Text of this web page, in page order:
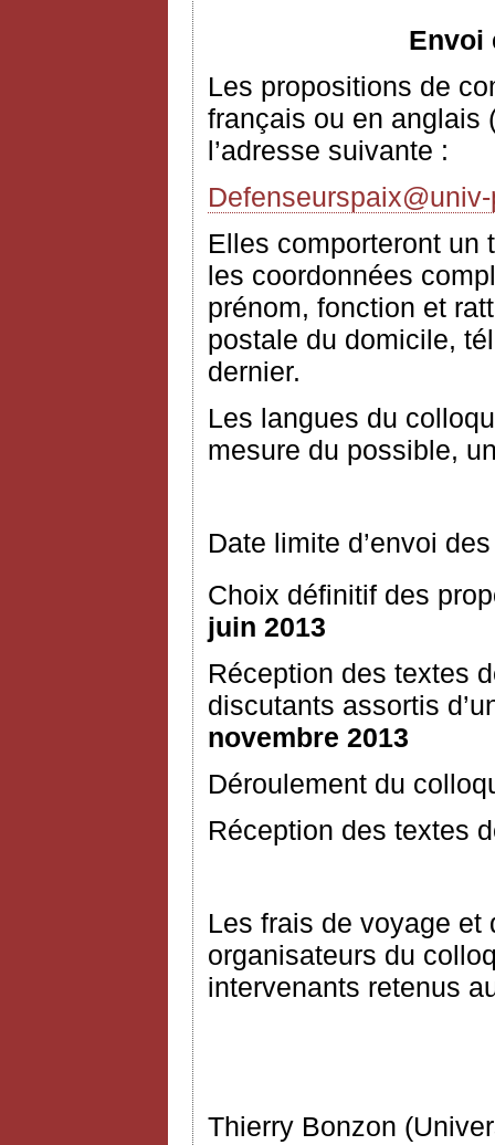
Envoi
Les propositions de
français ou en anglais
l’adresse suivante :
Elles comporteront un
les coordonnées
prénom, fonction et
postale du domicile,
dernier.
Les langues du
mesure du possible,
Date limite d’envoi
Choix définitif des
juin 2013
Réception des textes
discutants assortis
novembre 2013
Déroulement du
Réception des textes
Les frais de voyage et
organisateurs du
intervenants retenus
Thierry Bonzon